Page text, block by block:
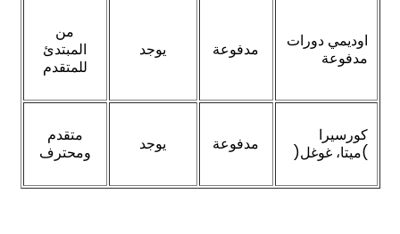
اوديمي دورات
مدفوعة
مدفوعة يوجد
من
المبتدئ
للمتقدم
كورسيرا
)ميتا، غوغل(
مدفوعة يوجد
متقدم
ومحترف